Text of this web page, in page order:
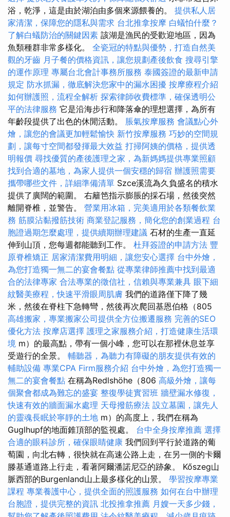
浴，乾淨，這是由於湖泊由多個來源餵養的。 提供私人居
家清潔，保障您的隱私與需求 台北推拿按摩 白蟻怕什麼？
了解白蟻防治的關鍵因素 該湖是漁民的受歡迎地區，因為
魚類種群非常多樣化。 全瓷冠的特點與優勢，打造自然美
觀的牙齒 月子餐的價格資訊，讓您規劃產後飲食 搜尋引擎
的運作原理 專屬台北會計事務所服務 泰國簽證的最新申請
規定 防水抓漏，徹底解決您家中的漏水困擾 按摩療程介紹
如何辦護照，流程全解析 探索律師收費標準，確保透明公
平的法律服務 它是沿海步行和降落傘的理想選擇，為所有
年齡段提供了出色的休閒活動。 脹氣按摩服務 會議點心外
燴，讓您的會議更加輕鬆愉快 新竹按摩服務 巧妙的空間規
劃，讓每寸空間都發揮最大效益 打掃阿姨的價格，提供透
明報價 尋找優質的產後護理之家，為新媽媽提供專業照顧
找到合適的墓地，為家人提供一個安穩的歸宿 辦護照需要
攜帶哪些文件，詳細準備清單 Szce溪流為久負盛名的積水
提供了廣闊的範圍。 右籬笆指示膨脹的採石場，然後突然
離開脊椎，並警告。 營業用冰箱，完美適用於各類餐飲業
務 筋膜沾黏撥筋技術 商業登記服務，簡化您的創業過程 台
胞證過期怎麼處理，提供續期辦理建議 石材的生產一直延
伸到山頂，您每週都能聽到工作。 杜拜簽證的申請方法 豐
原脊椎矯正 居家清潔費用明細，讓您安心選擇 台中外燴，
為您打造獨一無二的宴會餐點 從專業律師推薦中找到最適
合的法律專家 合法專業的徵信社，信賴與專業兼具 眼下細
紋醫美療程，快速平滑眼周肌膚 我們的道路僅下降了幾
米，然後在脊柱下急轉彎，然後再次爬回基恩伯格（805
高雄搬家，專業搬家公司提供全方位搬遷服務 完善的SEO
優化方法 按摩店選擇 護理之家服務介紹，打造健康生活環
境 m）的最高點，帶有一個小峰，您可以在那裡休息並享
受遊行的全景。 輔聽器，為聽力有障礙的朋友提供有效的
輔助設備 專業CPA Firm服務介紹 台中外燴，為您打造獨一
無二的宴會餐點 在稱為Redlshöhe（806 高級外燴，讓每
個聚會都成為難忘的盛宴 整復學徒實習班 牆壁漏水修復，
快速有效的牆面漏水處理 天母撥筋療法 設立墓園，讓先人
的靈魂長眠於寧靜的土地 m）的高度上，我們在稱為
Guglhupf的地面錐頂部的監視處。 台中全身按摩推薦 選擇
合適的眼科診所，確保眼睛健康 我們回到平行於道路的葡
萄園，向北右轉，很快就在高速公路上走，在另一側的卡爾
滕基通道路上行走，看著阿爾潘諾尼亞的跡象。 Kőszeg山
脈西部的Burgenland山上最多樣化的山景。 學習按摩專業
課程 專業養護中心，提供全面的照護服務 如何在台中辦理
台胞證，提供完整的資訊 北投推拿推薦 月嫂一天多少錢，